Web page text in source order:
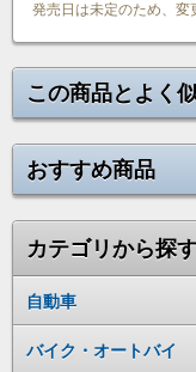
発売日は未定のため、変
この商品とよく
おすすめ商品
カテゴリから探
自動車
バイク・オートバイ